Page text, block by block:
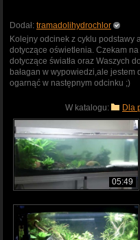
Dodał: tramadolihydrochlor
Kolejny odcinek z cyklu podstawy
dotyczące oświetlenia. Czekam
dotyczące światła oraz Waszych
bałagan w wypowiedzi,ale jestem
ogarnąć w następnym odcinku ;)
W katalogu: Dla
05:49